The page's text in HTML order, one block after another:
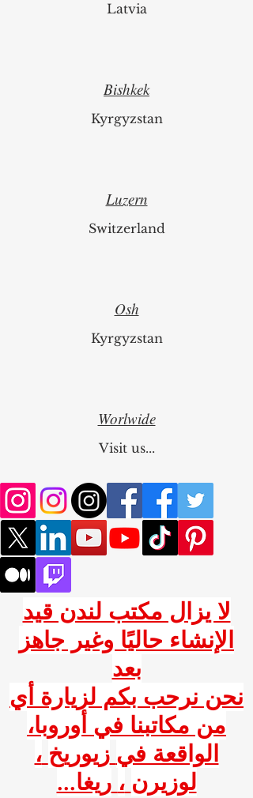
Latvia
Bishkek
Kyrgyzstan
Luzern
Switzerland
Osh
Kyrgyzstan
Worlwide
Visit us...
لا يزال مكتب لندن قيد
الإنشاء حاليًا وغير جاهز
بعد
نحن نرحب بكم لزيارة أي
من مكاتبنا في أوروبا،
الواقعة في زيوريخ ،
لوزيرن ، ريغا...